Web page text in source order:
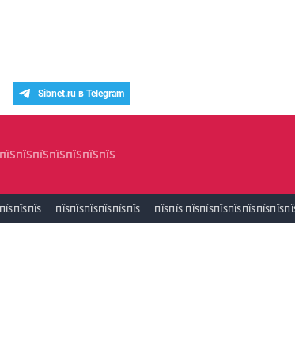
Sibnet.ru в Telegram
пїЅпїЅпїЅпїЅпїЅпїЅпїЅ
ПЇЅПЇЅПЇЅПЇЅПЇЅПЇЅ ПЇЅПЇЅ